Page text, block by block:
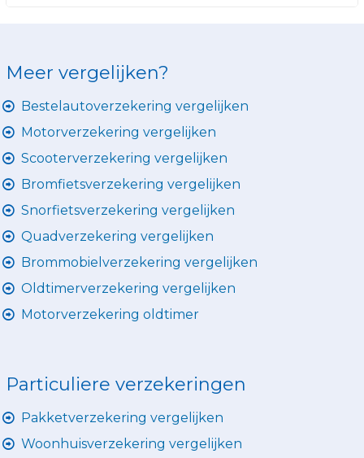
Meer vergelijken?
Bestelautoverzekering vergelijken
Motorverzekering vergelijken
Scooterverzekering vergelijken
Bromfietsverzekering vergelijken
Snorfietsverzekering vergelijken
Quadverzekering vergelijken
Brommobielverzekering vergelijken
Oldtimerverzekering vergelijken
Motorverzekering oldtimer
Particuliere verzekeringen
Pakketverzekering vergelijken
Woonhuisverzekering vergelijken